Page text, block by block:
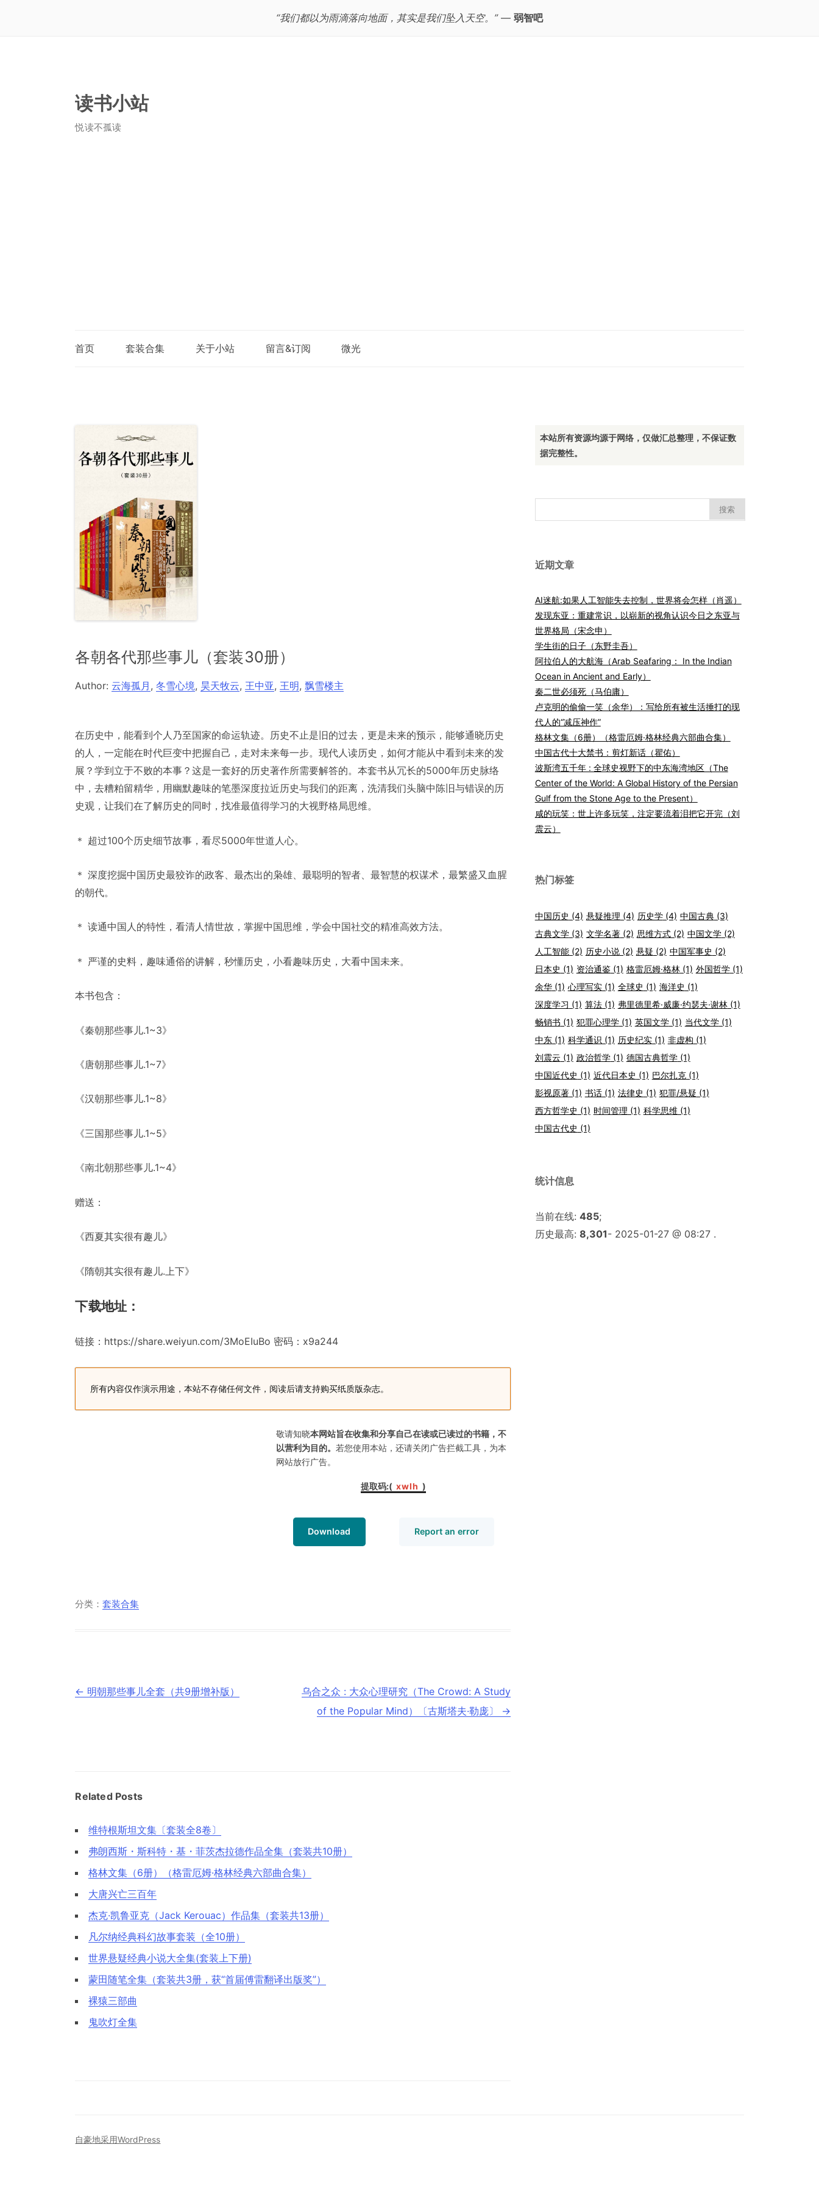
“我们都以为雨滴落向地面，其实是我们坠入天空。”— 弱智吧
读书小站
悦读不孤读
首页 套装合集 关于小站 留言&订阅 微光
各朝各代那些事儿（套装30册）
Author:云海孤月 ,冬雪心境, 昊天牧云,王中亚,王明,飘雪楼主
在历史中，能看到个人乃至国家的命运轨迹。历史不止是旧的过去，更是未来的预示，能够通晓历史
的人，一定能在时代巨变中把握自己，走对未来每一步。现代人读历史，如何才能从中看到未来的发
展？学到立于不败的本事？这是一套好的历史著作所需要解答的。本套书从冗长的5000年历史脉络
中，去糟粕留精华，用幽默趣味的笔墨深度拉近历史与我们的距离，洗清我们头脑中陈旧与错误的历
史观，让我们在了解历史的同时，找准最值得学习的大视野格局思维。
＊ 超过100个历史细节故事，看尽5000年世道人心。
＊ 深度挖掘中国历史最狡诈的政客、最杰出的枭雄、最聪明的智者、最智慧的权谋术，最繁盛又血腥
的朝代。
＊ 读通中国人的特性，看清人情世故，掌握中国思维，学会中国社交的精准高效方法。
＊ 严谨的史料，趣味通俗的讲解，秒懂历史，小看趣味历史，大看中国未来。
本书包含：
《秦朝那些事儿.1~3》
《唐朝那些事儿.1~7》
《汉朝那些事儿.1~8》
《三国那些事儿.1~5》
《南北朝那些事儿.1~4》
赠送：
《西夏其实很有趣儿》
《隋朝其实很有趣儿.上下》
下载地址：
链接：https://share.weiyun.com/3MoEIuBo 密码：x9a244
所有内容仅作演示用途，本站不存储任何文件，阅读后请支持购买纸质版杂志。
敬请知晓本网站旨在收集和分享自己在读或已读过的书籍，不
以营利为目的。若您使用本站，还请关闭广告拦截工具，为本
网站放行广告。
提取码:( xwlh )
Download Report an error
分类：套装合集
文
章
← 明朝那些事儿全套（共9册增补版）
乌合之众 : 大众心理研究（The Crowd: A Study
of the Popular Mind）〔古斯塔夫·勒庞〕
→
Related Posts
维特根斯坦文集〔套装全8卷〕
弗朗西斯・斯科特・基・菲茨杰拉德作品全集（套装共10册）
格林文集（6册）（格雷厄姆·格林经典六部曲合集）
大唐兴亡三百年
杰克·凯鲁亚克（Jack Kerouac）作品集（套装共13册）
凡尔纳经典科幻故事套装（全10册）
世界悬疑经典小说大全集(套装上下册)
蒙田随笔全集（套装共3册，获“首届傅雷翻译出版奖”）
裸猿三部曲
鬼吹灯全集
本站所有资源均源于网络，仅做汇总整理，不保证数
据完整性。
索：
近期文章
AI迷航:如果人工智能失去控制，世界将会怎样（肖遥）
发现东亚：重建常识，以崭新的视角认识今日之东亚与
世界格局（宋念申）
学生街的日子（东野圭吾）
阿拉伯人的大航海（Arab Seafaring： In the Indian
Ocean in Ancient and Early）
秦二世必须死（马伯庸）
卢克明的偷偷一笑（余华）：写给所有被生活捶打的现
代人的“减压神作”
格林文集（6册）（格雷厄姆·格林经典六部曲合集）
中国古代十大禁书：剪灯新话（瞿佑）
波斯湾五千年 : 全球史视野下的中东海湾地区（The
Center of the World: A Global History of the Persian
Gulf from the Stone Age to the Present）
咸的玩笑：世上许多玩笑，注定要流着泪把它开完（刘
震云）
热门标签
中国历史 (4) 悬疑推理 (4) 历史学(4) 中国古典(3)
古典文学(3) 文学名著(2) 思维方式(2) 中国文学(2)
人工智能(2) 历史小说(2) 悬疑 (2) 中国军事史 (2)
日本史 (1) 资治通鉴(1) 格雷厄姆·格林(1) 外国哲学(1)
余华(1) 心理写实(1) 全球史 (1) 海洋史 (1)
深度学习 (1) 算法(1) 弗里德里希·威廉·约瑟夫·谢林(1)
畅销书 (1) 犯罪心理学(1) 英国文学(1) 当代文学(1)
中东(1) 科学通识 (1) 历史纪实(1) 非虚构 (1)
刘震云 (1) 政治哲学(1) 德国古典哲学(1)
中国近代史 (1) 近代日本史 (1) 巴尔扎克(1)
影视原著(1) 书话(1) 法律史 (1) 犯罪/悬疑 (1)
西方哲学史 (1) 时间管理 (1) 科学思维(1)
中国古代史 (1)
统计信息
当前在线: 485;
历史最高: 8,301- 2025-01-27 @ 08:27 .
自豪地采用WordPress